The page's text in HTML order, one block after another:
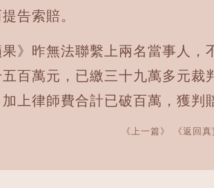
告索賠。
果》昨無法聯繫上兩名當事人
五百萬元，已繳三十九萬多元
加上律師費合計已破百萬，獲判
《上一篇》 《返回